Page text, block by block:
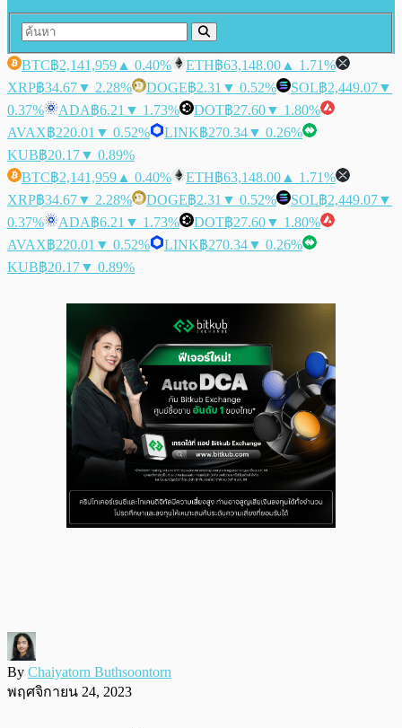
BTC฿2,141,959 ▲ 0.40% ETH฿63,148.00 ▲ 1.71%
XRP฿34.67▼ 2.28% DOGE฿2.31 ▼ 0.52% SOL฿2,449.07▼
0.37%
ADA฿6.21 ▼ 1.73% DOT฿27.60▼ 1.80%
AVAX฿220.01 ▼ 0.52% LINK฿270.34▼ 0.26%
KUB฿20.17▼ 0.89%
BTC฿2,141,959 ▲ 0.40% ETH฿63,148.00 ▲ 1.71%
XRP฿34.67▼ 2.28% DOGE฿2.31 ▼ 0.52% SOL฿2,449.07▼
0.37%
ADA฿6.21 ▼ 1.73% DOT฿27.60▼ 1.80%
AVAX฿220.01 ▼ 0.52% LINK฿270.34▼ 0.26%
KUB฿20.17▼ 0.89%
By Chaiyatorn Buthsoontorn
พฤศจิกายน 24, 2023